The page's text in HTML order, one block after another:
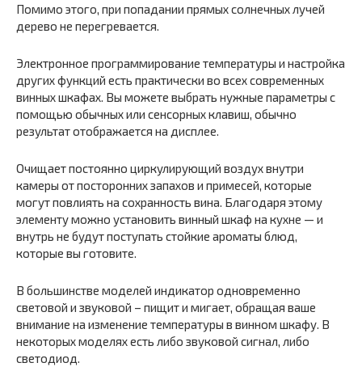
Помимо этого, при попадании прямых солнечных лучей
дерево не перегревается.
Электронное программирование температуры и настройка
других функций есть практически во всех современных
винных шкафах. Вы можете выбрать нужные параметры с
помощью обычных или сенсорных клавиш, обычно
результат отображается на дисплее.
Очищает постоянно циркулирующий воздух внутри
камеры от посторонних запахов и примесей, которые
могут повлиять на сохранность вина. Благодаря этому
элементу можно установить винный шкаф на кухне — и
внутрь не будут поступать стойкие ароматы блюд,
которые вы готовите.
В большинстве моделей индикатор одновременно
световой и звуковой – пищит и мигает, обращая ваше
внимание на изменение температуры в винном шкафу. В
некоторых моделях есть либо звуковой сигнал, либо
светодиод.